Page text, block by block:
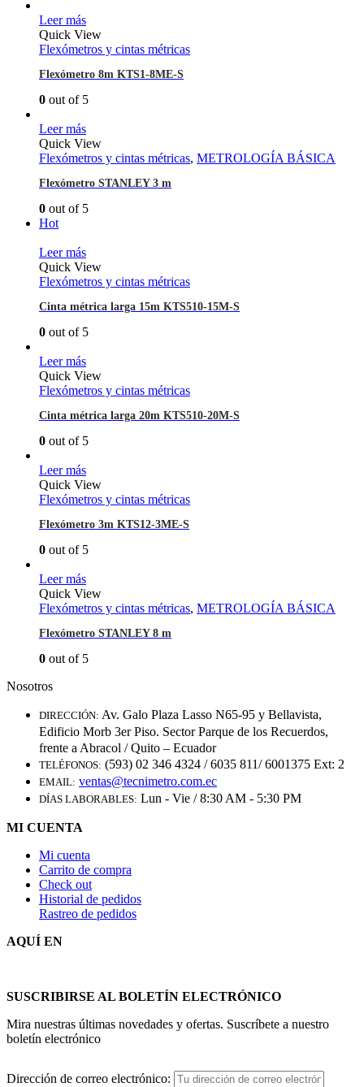
Leer más
Quick View
Flexómetros y cintas métricas
Flexómetro 8m KTS1-8ME-S
0 out of 5
Leer más
Quick View
Flexómetros y cintas métricas, METROLOGÍA BÁSICA
Flexómetro STANLEY 3 m
0 out of 5
Hot
Leer más
Quick View
Flexómetros y cintas métricas
Cinta métrica larga 15m KTS510-15M-S
0 out of 5
Leer más
Quick View
Flexómetros y cintas métricas
Cinta métrica larga 20m KTS510-20M-S
0 out of 5
Leer más
Quick View
Flexómetros y cintas métricas
Flexómetro 3m KTS12-3ME-S
0 out of 5
Leer más
Quick View
Flexómetros y cintas métricas, METROLOGÍA BÁSICA
Flexómetro STANLEY 8 m
0 out of 5
Nosotros
DIRECCIÓN: Av. Galo Plaza Lasso N65-95 y Bellavista,
Edificio Morb 3er Piso. Sector Parque de los Recuerdos,
frente a Abracol / Quito – Ecuador
TELÉFONOS: (593) 02 346 4324 / 6035 811/ 6001375 Ext: 2
EMAIL: ventas@tecnimetro.com.ec
DÍAS LABORABLES: Lun - Vie / 8:30 AM - 5:30 PM
MI CUENTA
Mi cuenta
Carrito de compra
Check out
Historial de pedidos
Rastreo de pedidos
AQUÍ EN
SUSCRIBIRSE AL BOLETÍN ELECTRÓNICO
Mira nuestras últimas novedades y ofertas. Suscríbete a nuestro
boletín electrónico
Dirección de correo electrónico: